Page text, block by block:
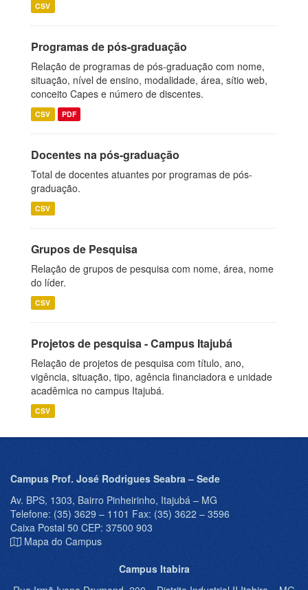
CSV
Programas de pós-graduação
Relação de programas de pós-graduação com nome,
situação, nível de ensino, modalidade, área, sítio web,
conceito Capes e número de discentes.
CSV PDF
Docentes na pós-graduação
Total de docentes atuantes por programas de pós-
graduação.
CSV
Grupos de Pesquisa
Relação de grupos de pesquisa com nome, área, nome
do líder.
CSV
Projetos de pesquisa - Campus Itajubá
Relação de projetos de pesquisa com título, ano,
vigência, situação, tipo, agência financiadora e unidade
acadêmica no campus Itajubá.
CSV
Campus Prof. José Rodrigues Seabra – Sede
Av. BPS, 1303, Bairro Pinheirinho, Itajubá – MG
Telefone: (35) 3629 – 1101 Fax: (35) 3622 – 3596
Caixa Postal 50 CEP: 37500 903
Mapa do Campus
Campus Itabira